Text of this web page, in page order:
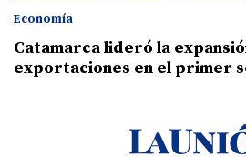
Economía
Catamarca lideró la
exportaciones en el primer